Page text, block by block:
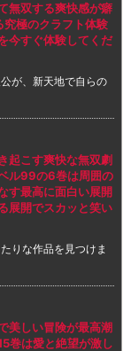
無双する爽快感が癖
極のクラフト体験
今すぐ体験してくだ
が、新天地で自らの
起こす爽快な無双劇
ル99の6巻は周囲の
す最高に面白い展開
展開でスカッと笑い
りな作品を見つけま
美しい冒険が最高潮
巻は愛と絶望が激し